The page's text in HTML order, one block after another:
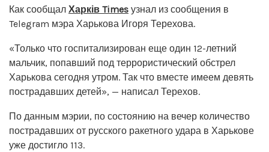
Как сообщал Харків Times узнал из сообщения в
Telegram мэра Харькова Игоря Терехова.
«Только что госпитализирован еще один 12-летний
мальчик, попавший под террористический обстрел
Харькова сегодня утром. Так что вместе имеем девять
пострадавших детей», — написал Терехов.
По данным мэрии, по состоянию на вечер количество
пострадавших от русского ракетного удара в Харькове
уже достигло 113.